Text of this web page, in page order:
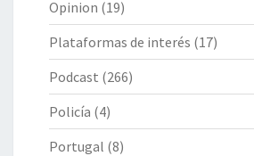
Opinion (19)
Plataformas de interés (17)
Podcast (266)
Policía (4)
Portugal (8)